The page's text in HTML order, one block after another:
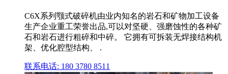
C6X系列颚式破碎机由业内知名的岩石和矿物加工设备
生产企业重工荣誉出品,可以对坚硬、强磨蚀性的各种矿
石和岩石进行粗碎和中碎。 它拥有可拆装无焊接结构机
架、优化腔型结构、 .
联系电话: 180 3780 8511